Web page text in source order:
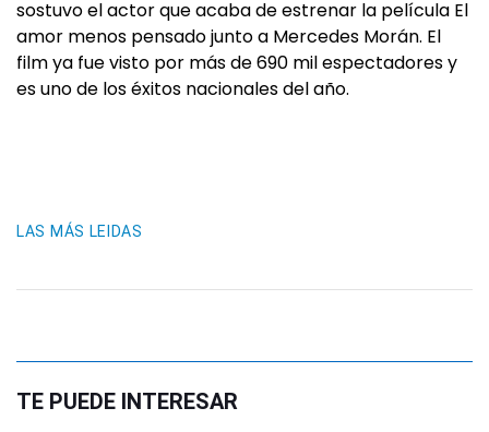
sostuvo el actor que acaba de estrenar la película El
amor menos pensado junto a Mercedes Morán. El
film ya fue visto por más de 690 mil espectadores y
es uno de los éxitos nacionales del año.
LAS MÁS LEIDAS
TE PUEDE INTERESAR